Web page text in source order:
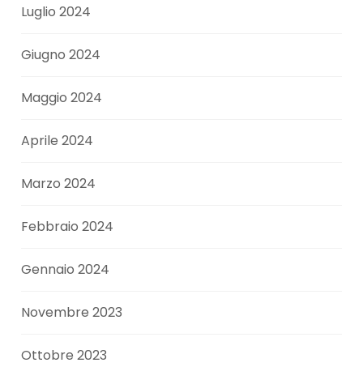
Luglio 2024
Giugno 2024
Maggio 2024
Aprile 2024
Marzo 2024
Febbraio 2024
Gennaio 2024
Novembre 2023
Ottobre 2023